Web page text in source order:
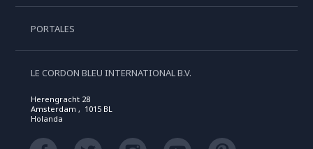
PORTALES
LE CORDON BLEU INTERNATIONAL B.V.
Herengracht 28
Amsterdam , 1015 BL
Holanda